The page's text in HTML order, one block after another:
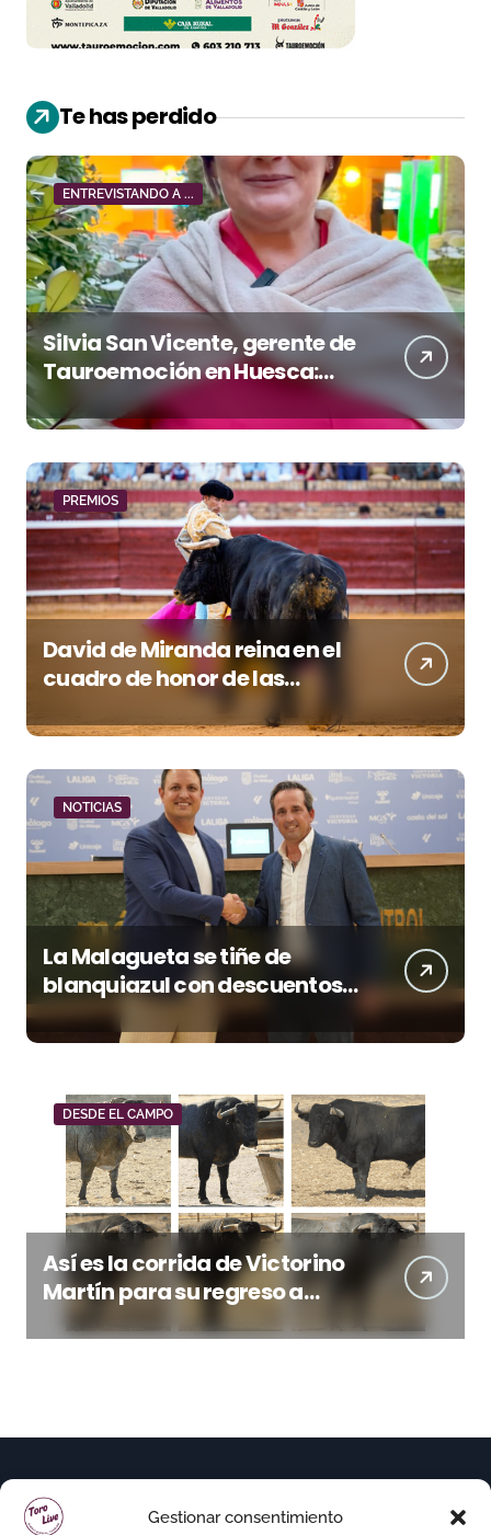
Gestionar consentimiento
Te has perdido
ENTREVISTANDO A ...
Silvia San Vicente, gerente de
Tauroemoción en Huesca:
«Todas las figuras del toreo
quieren venir a esta feria»
PREMIOS
David de Miranda reina en el
cuadro de honor de las
Colombinas 2026
NOTICIAS
La Malagueta se tiñe de
blanquiazul con descuentos
y una corrida homenaje al
Málaga CF
DESDE EL CAMPO
Así es la corrida de Victorino
Martín para su regreso a
Huesca trece años después
(Imágenes)